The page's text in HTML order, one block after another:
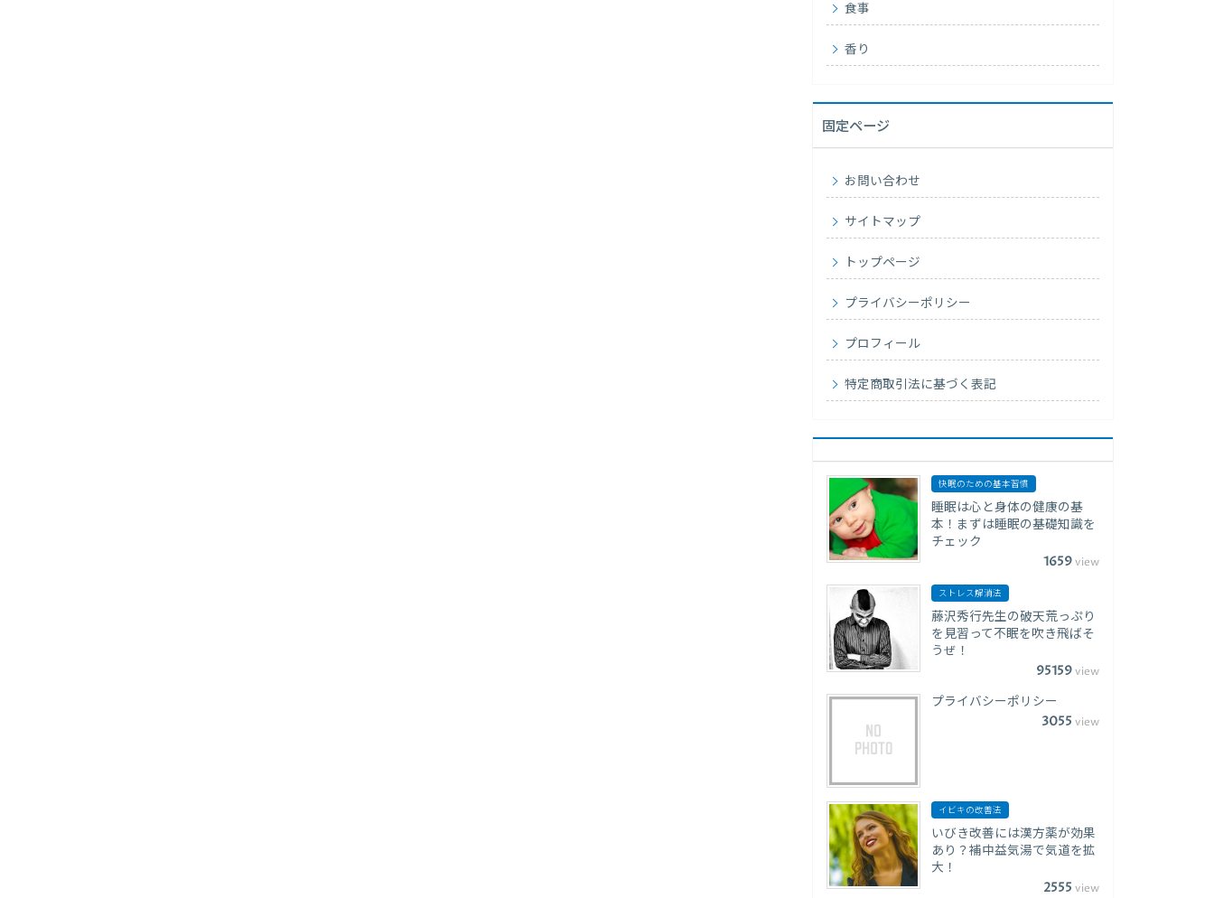
食事
香り
固定ページ
お問い合わせ
サイトマップ
トップページ
プライバシーポリシー
プロフィール
特定商取引法に基づく表記
快眠のための基本習慣
睡眠は心と身体の健康の基
本！まずは睡眠の基礎知識を
チェック
1659view
ストレス解消法
藤沢秀行先生の破天荒っぷり
を見習って不眠を吹き飛ばそ
うぜ！
95159view
プライバシーポリシー
3055 view
イビキの改善法
いびき改善には漢方薬が効果
あり？補中益気湯で気道を拡
大！
2555 view